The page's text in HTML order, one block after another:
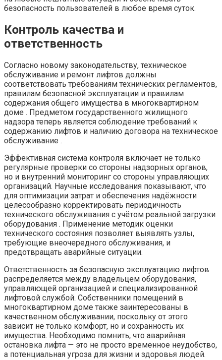
безопасность пользователей в любое время суток.
Контроль качества и
ответственность
Согласно новому законодательству, техническое
обслуживание и ремонт лифтов должны
соответствовать требованиям технических регламентов,
правилам безопасной эксплуатации и правилам
содержания общего имущества в многоквартирном
доме . Предметом государственного жилищного
надзора теперь является соблюдение требований к
содержанию лифтов и наличию договора на техническое
обслуживание .
Эффективная система контроля включает не только
регулярные проверки со стороны надзорных органов,
но и внутренний мониторинг со стороны управляющих
организаций. Научные исследования показывают, что
для оптимизации затрат и обеспечения надёжности
целесообразно корректировать периодичность
технического обслуживания с учётом реальной загрузки
оборудования . Применение методик оценки
технического состояния позволяет выявлять узлы,
требующие внеочередного обслуживания, и
предотвращать аварийные ситуации.
Ответственность за безопасную эксплуатацию лифтов
распределяется между владельцем оборудования,
управляющей организацией и специализированной
лифтовой службой. Собственники помещений в
многоквартирном доме также заинтересованы в
качественном обслуживании, поскольку от этого
зависит не только комфорт, но и сохранность их
имущества. Необходимо помнить, что аварийная
остановка лифта — это не просто временное неудобство,
а потенциальная угроза для жизни и здоровья людей.